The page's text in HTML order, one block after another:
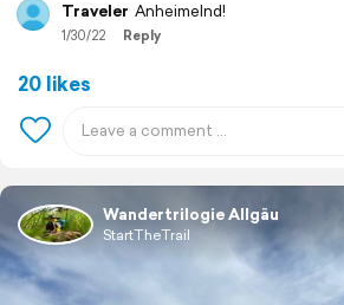
Traveler Anheimelnd!
1/30/22 Reply
20 likes
Wandertrilogie Allgäu
StartTheTrail